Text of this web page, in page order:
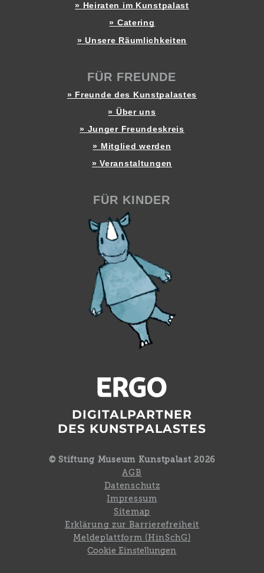
» Heiraten im Kunstpalast
» Catering
» Unsere Räumlichkeiten
FÜR FREUNDE
» Freunde des Kunstpalastes
» Über uns
» Junger Freundeskreis
» Mitglied werden
» Veranstaltungen
FÜR KINDER
DIGITALPARTNER
DES KUNSTPALASTES
© Stiftung Museum Kunstpalast 2026
AGB
Datenschutz
Impressum
Sitemap
Erklärung zur Barrierefreiheit
Meldeplattform (HinSchG)
Cookie Einstellungen